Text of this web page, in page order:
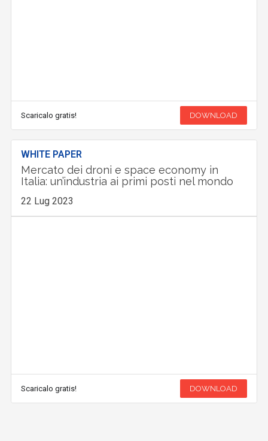
Scaricalo gratis! DOWNLOAD
WHITE PAPER
Mercato dei droni e space economy in
Italia: un’industria ai primi posti nel mondo
22 Lug 2023
Scaricalo gratis! DOWNLOAD